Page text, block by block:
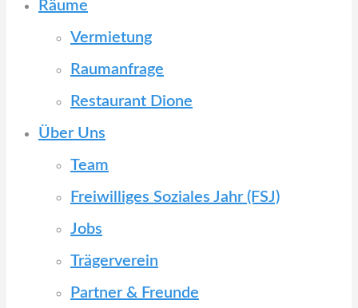
Räume
Vermietung
Raumanfrage
Restaurant Dione
Über Uns
Team
Freiwilliges Soziales Jahr (FSJ)
Jobs
Trägerverein
Partner & Freunde